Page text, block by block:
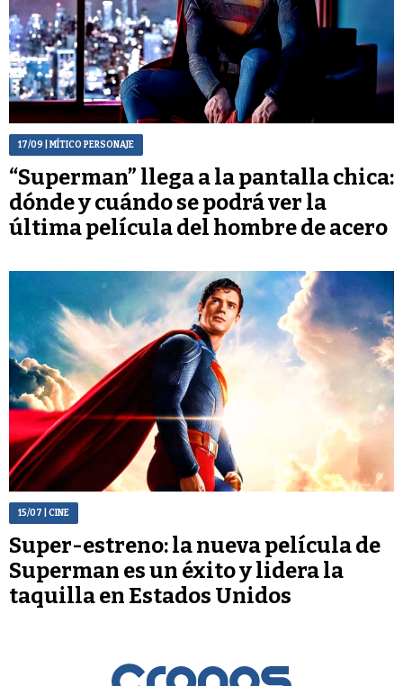
17/09 | MÍTICO PERSONAJE
“Superman” llega a la pantalla chica:
dónde y cuándo se podrá ver la
última película del hombre de acero
15/07 | CINE
Super-estreno: la nueva película de
Superman es un éxito y lidera la
taquilla en Estados Unidos